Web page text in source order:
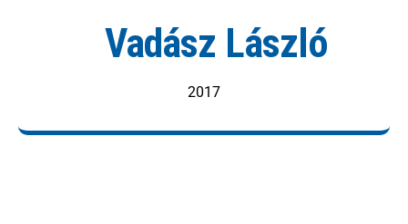
Vadász László
2017